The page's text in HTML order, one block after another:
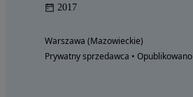
2017
Warszawa (Mazowieckie)
Prywatny sprzedawca • Opublikowano